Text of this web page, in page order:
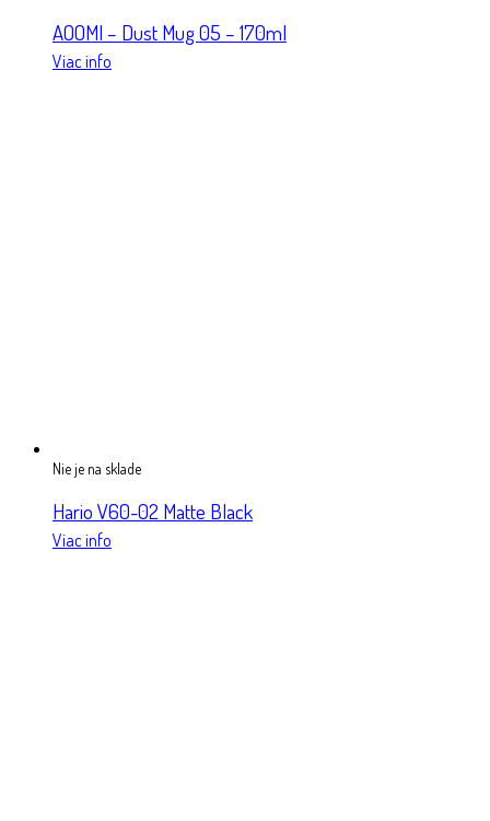
AOOMI – Dust Mug 05 – 170ml
Viac info
Nie je na sklade
Hario V60-02 Matte Black
Viac info